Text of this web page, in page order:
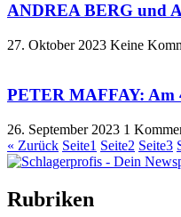
ANDREA BERG und
27. Oktober 2023 Keine
PETER MAFFAY: Am
26. September 2023 1
« Zurück Seite1 Seite2 Seite3
Rubriken